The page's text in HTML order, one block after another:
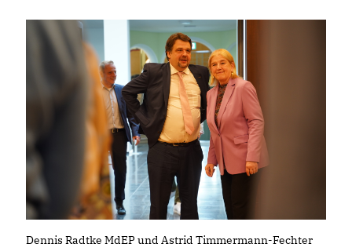
Dennis Radtke MdEP und Astrid Timmermann-Fechter